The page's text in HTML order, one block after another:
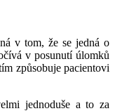
v tom, že se jedná o
v posunutí úlomků
způsobuje pacientovi
jednoduše a to za